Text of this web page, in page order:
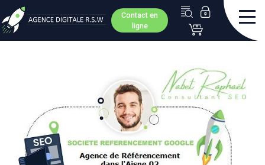
Contact en
ligne